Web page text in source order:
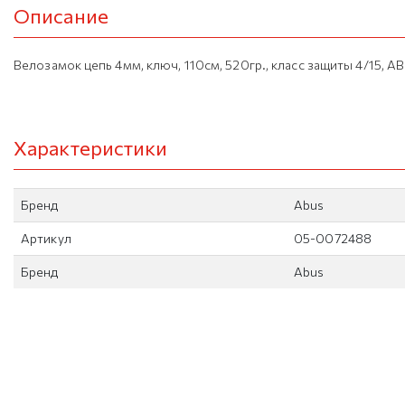
Описание
Велозамок цепь 4мм, ключ, 110см, 520гр., класс защиты 4/15,
Характеристики
Бренд Abus
Артикул 05-0072488
Бренд Abus